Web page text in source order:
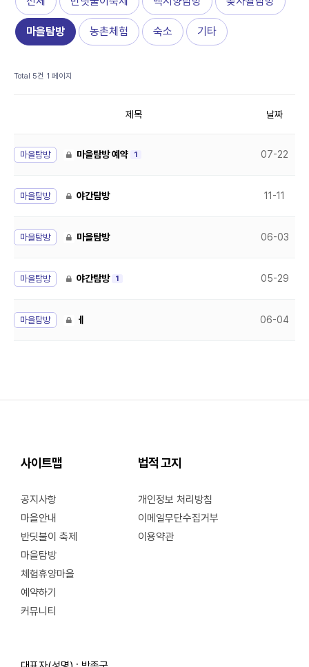
마을탐방 농촌체험 숙소 기타
Total 5건 1 페이지
제목 날짜
마을탐방 마을탐방 예약 1 07-22
마을탐방 야간탐방 11-11
마을탐방 마을탐방 06-03
마을탐방 야간탐방 1 05-29
마을탐방 ㅔ 06-04
사이트맵
공지사항
마을안내
반딧불이 축제
마을탐방
체험휴양마을
예약하기
커뮤니티
법적 고지
개인정보 처리방침
이메일무단수집거부
이용약관